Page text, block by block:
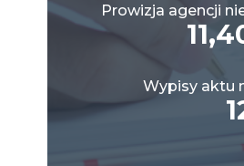
Prowizja agencji
Wypisy aktu